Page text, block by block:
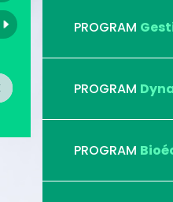
PROGRAM
PROGRAM
PROGRAM